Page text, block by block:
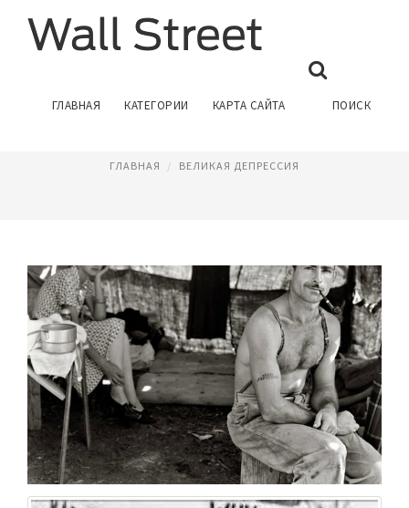
ГЛАВНАЯ КАТЕГОРИИ КАРТА САЙТА ПОИСК
ВЕЛИКАЯ ДЕПРЕССИЯ США
ГЛАВНАЯ ВЕЛИКАЯ ДЕПРЕССИЯ